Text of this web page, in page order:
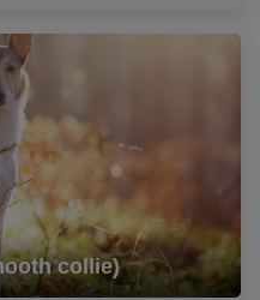
collie)